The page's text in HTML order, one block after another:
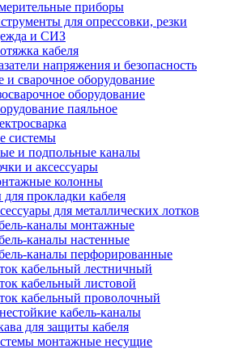
приборы
для опрессовки, резки
и СИЗ
кабеля
напряжения и безопасность
и сварочное оборудование
оборудование
паяльное
системы
и подпольные каналы
и аксессуары
колонны
прокладки кабеля
для металлических лотков
каналы монтажные
каналы настенные
каналы перфорированные
кабельный лестничный
кабельный листовой
кабельный проволочный
кабель-каналы
для защиты кабеля
монтажные несущие